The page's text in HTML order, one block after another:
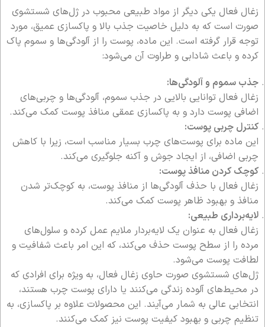
زغال فعال یکی دیگر از مواد طبیعی محبوب در ژل‌های شستشوی
صورت است که به دلیل خاصیت جذب بالا و پاکسازی عمیق، مورد
توجه قرار گرفته است. این ماده، پوست را از آلودگی‌ها و سموم پاک
کرده و باعث شادابی و طراوت آن می‌شود:
جذب سموم و آلودگی‌ها:
زغال فعال توانایی بالایی در جذب سموم، آلودگی‌ها و چربی‌های
اضافی پوست دارد و به پاکسازی عمقی منافذ پوست کمک می‌کند.
کنترل چربی پوست:
این ماده برای پوست‌های چرب بسیار مناسب است، زیرا با کاهش
چربی اضافی، از ایجاد جوش و آکنه جلوگیری می‌کند.
کوچک کردن منافذ پوست:
زغال فعال با حذف آلودگی‌ها از منافذ پوست، به کوچک‌تر شدن
منافذ و بهبود ظاهر پوست کمک می‌کند.
لایه‌برداری طبیعی:
زغال فعال به عنوان یک لایه‌بردار ملایم عمل کرده و سلول‌های
مرده را از سطح پوست حذف می‌کند، که این امر باعث شفافیت و
لطافت پوست می‌شود.
ژل‌های شستشوی صورت حاوی زغال فعال، به ویژه برای افرادی که
در محیط‌های آلوده زندگی می‌کنند یا دارای پوست چرب هستند،
انتخابی عالی به شمار می‌آیند. این محصولات علاوه بر پاکسازی، به
تنظیم چربی و بهبود کیفیت پوست نیز کمک می‌کنند.